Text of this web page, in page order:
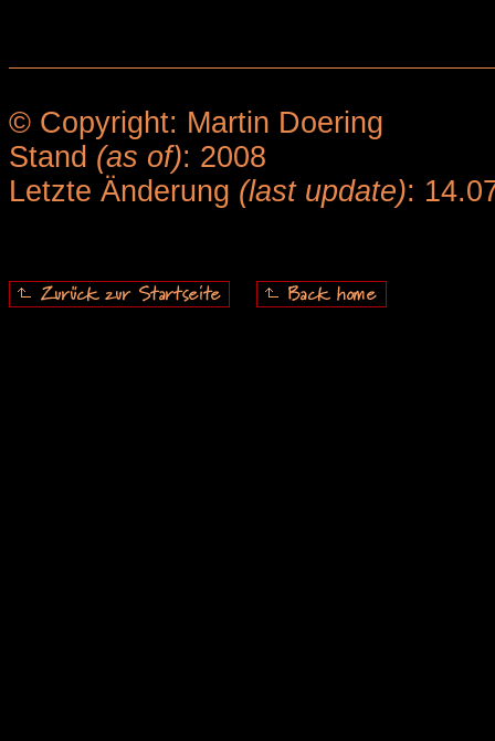
© Copyright: Martin Doering
Stand (as of): 2008
Letzte Änderung (last update):